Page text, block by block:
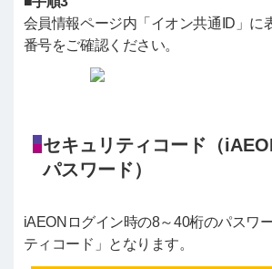
会員情報ページ内「イオン共通ID」に
番号をご確認ください。
セキュリティコード（
パスワード）
iAEONログイン時の8～40桁のパスワ
ティコード」となります。